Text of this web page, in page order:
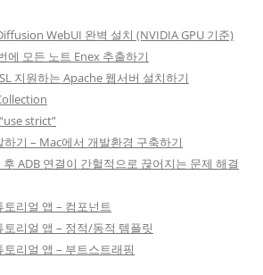
WebUI 완벽 설치 (NVIDIA GPU 기준)
에 모든 노트 Enex 추출하기
지원하는 Apache 웹서버 설치하기
strict”
기 – Mac에서 개발환경 구축하기
ADB 연결이 간헐적으로 끊어지는 문제 해결
리얼 앱 – 컴포넌트
리얼 앱 – 정적/동적 템플릿
리얼 앱 – 부트스트래핑